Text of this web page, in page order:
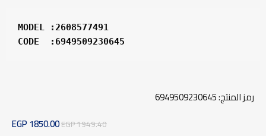
CODE  :6949509230645
رمز المنتج:6949509230645
EGP1949.40
EGP1850.00